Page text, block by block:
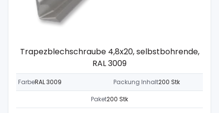
Trapezblechschraube 4,8x20, selbstbohrende,
RAL 3009
FarbeRAL 3009 Packung Inhalt200 Stk
Paket200 Stk